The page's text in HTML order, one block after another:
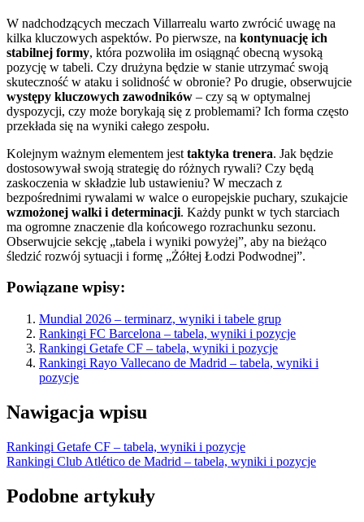
W nadchodzących meczach Villarrealu warto zwrócić uwagę na
kilka kluczowych aspektów. Po pierwsze, na kontynuację ich
stabilnej formy, która pozwoliła im osiągnąć obecną wysoką
pozycję w tabeli. Czy drużyna będzie w stanie utrzymać swoją
skuteczność w ataku i solidność w obronie? Po drugie, obserwujcie
występy kluczowych zawodników – czy są w optymalnej
dyspozycji, czy może borykają się z problemami? Ich forma często
przekłada się na wyniki całego zespołu.
Kolejnym ważnym elementem jest taktyka trenera. Jak będzie
dostosowywał swoją strategię do różnych rywali? Czy będą
zaskoczenia w składzie lub ustawieniu? W meczach z
bezpośrednimi rywalami w walce o europejskie puchary, szukajcie
wzmożonej walki i determinacji. Każdy punkt w tych starciach
ma ogromne znaczenie dla końcowego rozrachunku sezonu.
Obserwujcie sekcję „tabela i wyniki powyżej”, aby na bieżąco
śledzić rozwój sytuacji i formę „Żółtej Łodzi Podwodnej”.
Powiązane wpisy:
Mundial 2026 – terminarz, wyniki i tabele grup
Rankingi FC Barcelona – tabela, wyniki i pozycje
Rankingi Getafe CF – tabela, wyniki i pozycje
Rankingi Rayo Vallecano de Madrid – tabela, wyniki i
pozycje
Nawigacja wpisu
Rankingi Getafe CF – tabela, wyniki i pozycje
Rankingi Club Atlético de Madrid – tabela, wyniki i pozycje
Podobne artykuły